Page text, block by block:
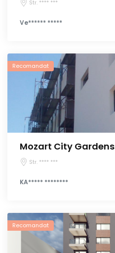
Str. **** ***
Ve****** *****
Recomandat
Mozart City Gardens
Str. **** ***
KA***** ********
Recomandat